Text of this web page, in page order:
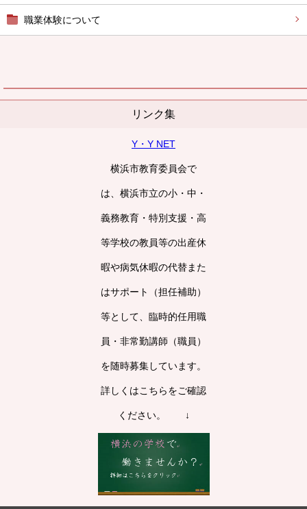
職業体験について
リンク集
Y・Y NET
横浜市教育委員会で
は、横浜市立の小・中・
義務教育・特別支援・高
等学校の教員等の出産休
暇や病気休暇の代替また
はサポート（担任補助）
等として、臨時的任用職
員・非常勤講師（職員）
を随時募集しています。
詳しくはこちらをご確認
ください。 ↓